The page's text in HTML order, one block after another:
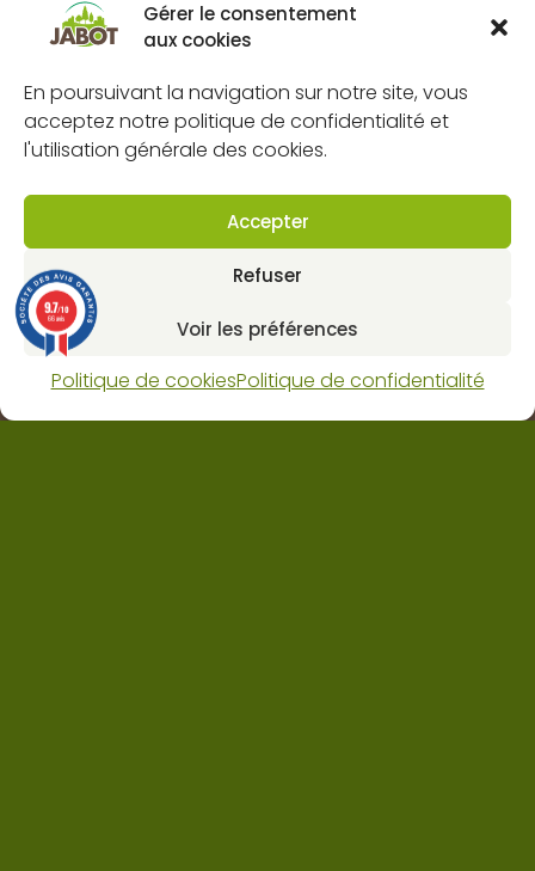
Gérer le consentement
aux cookies
En poursuivant la navigation sur notre site, vous
acceptez notre politique de confidentialité et
l'utilisation générale des cookies.
Accepter
Refuser
Voir les préférences
Politique de cookiesPolitique de confidentialité
Produits Agri
Produits Bois
Produits Outillage & Protection
Produits Travaux extérieurs
Information
À propos
FAQs
Mentions légales
Politique de confidentialité
Politique de cookies (UE)
9.7/10
66 avis